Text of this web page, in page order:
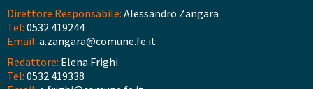
Direttore Responsabile: Alessandro Zangara
Tel: 0532 419244
Email: a.zangara@comune.fe.it
Redattore: Elena Frighi
Tel: 0532 419338